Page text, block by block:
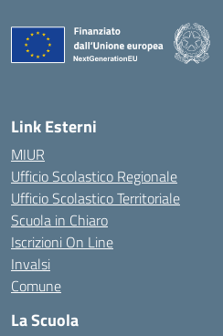
Link Esterni
MIUR
Ufficio Scolastico Regionale
Ufficio Scolastico Territoriale
Scuola in Chiaro
Iscrizioni On Line
Invalsi
Comune
La Scuola